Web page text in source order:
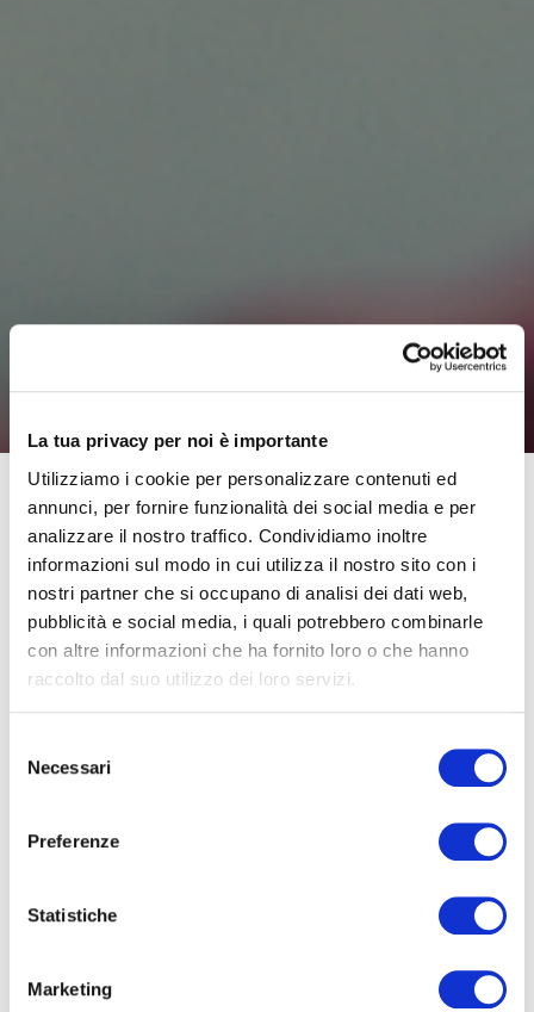
La tua privacy per noi è importante
Utilizziamo i cookie per personalizzare contenuti ed
annunci, per fornire funzionalità dei social media e per
analizzare il nostro traffico. Condividiamo inoltre
informazioni sul modo in cui utilizza il nostro sito con i
nostri partner che si occupano di analisi dei dati web,
pubblicità e social media, i quali potrebbero combinarle
con altre informazioni che ha fornito loro o che hanno
raccolto dal suo utilizzo dei loro servizi.
delNecessari
Preferenze
Statistiche
Marketing